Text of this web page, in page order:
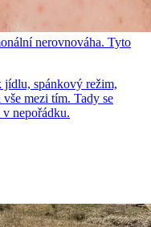
nerovnováha. Tyto
spánkový režim,
mezi tím. Tady se
nepořádku.